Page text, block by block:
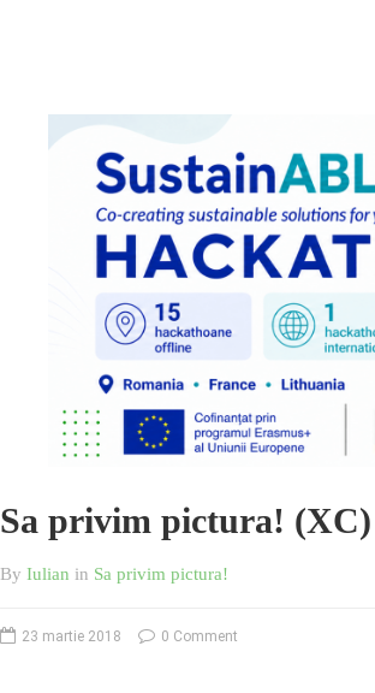
Sa privim pictura! (XC)
By Iulian in Sa privim pictura!
23 martie 2018 0 Comment